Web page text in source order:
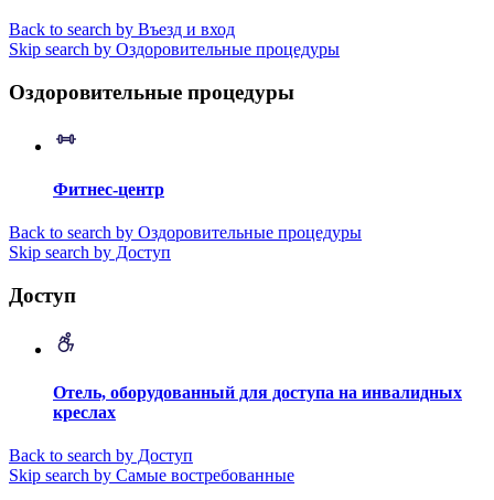
Back to search by Въезд и вход
Skip search by Оздоровительные процедуры
Оздоровительные процедуры
Фитнес-центр
Back to search by Оздоровительные процедуры
Skip search by Доступ
Доступ
Отель, оборудованный для доступа на инвалидных
креслах
Back to search by Доступ
Skip search by Самые востребованные